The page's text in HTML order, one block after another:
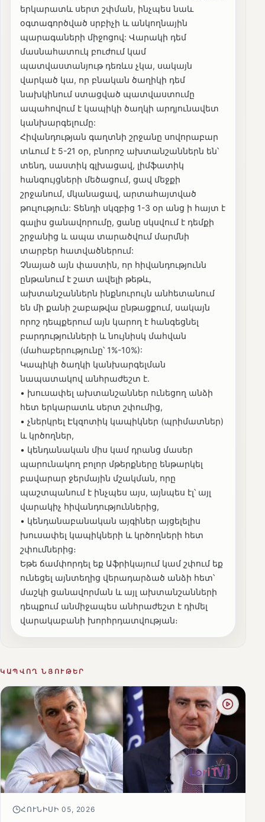
երկարատև սերտ շփման, ինչպես նաև
օգտագործված սրբիչի և անկողնային
պարագաների միջոցով: Վարակի դեմ
մասնահատուկ բուժում կամ
պատվաստանյութ դեռևս չկա, սակայն
վարկած կա, որ բնական ծաղիկի դեմ
նախկինում ստացված պատվաստումը
ապահովում է կապիկի ծաղկի արդյունավետ
կանխարգելումը:
Հիվանդության գաղտնի շրջանը սովորաբար
տևում է 5-21 օր, բնորոշ ախտանշաններն են՝
տենդ, սաստիկ գլխացավ, լիմֆատիկ
հանգույցների մեծացում, ցավ մեջքի
շրջանում, մկանացավ, արտահայտված
թուլություն: Տենդի սկզբից 1-3 օր անց ի հայտ է
գալիս ցանավորումը, ցանը սկսվում է դեմքի
շրջանից և ապա տարածվում մարմնի
տարբեր հատվածներում:
Չնայած այն փաստին, որ հիվանդությունն
ընթանում է շատ ավելի թեթև,
ախտանշաններն ինքնուրույն անհետանում
են մի քանի շաբաթվա ընթացքում, սակայն
որոշ դեպքերում այն կարող է հանգեցնել
բարդությունների և նույնիսկ մահվան
(մահաբերությունը՝ 1%-10%):
Կապիկի ծաղկի կանխարգելման
նապատակով անհրաժեշտ է.
• խուսափել ախտանշաններ ունեցող անձի
հետ երկարատև սերտ շփումից,
• չներկրել Էկզոտիկ կապիկներ (պրիմատներ)
և կրծողներ,
• կենդանական միս կամ դրանց մասեր
պարունակող բոլոր մթերքները ենթարկել
բավարար ջերմային մշակման, որը
պաշտպանում է ինչպես այս, այնպես էլ՝ այլ
վարակիչ հիվանդություններից,
• կենդանաբանական այգիներ այցելելիս
խուսափել կապիկների և կրծողների հետ
շփումներից։
Եթե ճամփորդել եք Աֆրիկայում կամ շփում եք
ունեցել այնտեղից վերադարձած անձի հետ՝
մաշկի ցանավորման և այլ ախտանշանների
դեպքում անմիջապես անհրաժեշտ է դիմել
վարակաբանի խորհրդատվության։
ԿԱՊՎՈՂ ՆՅՈՒԹԵՐ
ՀՈՒՆԻՍԻ 05, 2026